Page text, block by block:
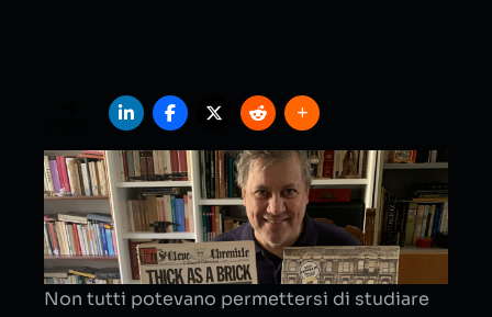
Non tutti potevano permettersi di studiare